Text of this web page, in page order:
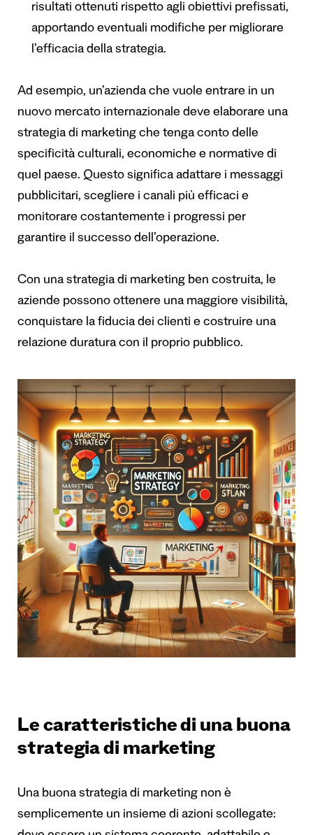
risultati ottenuti rispetto agli obiettivi prefissati,
apportando eventuali modifiche per migliorare
l’efficacia della strategia.
Ad esempio, un’azienda che vuole entrare in un
nuovo mercato internazionale deve elaborare una
strategia di marketing che tenga conto delle
specificità culturali, economiche e normative di
quel paese. Questo significa adattare i messaggi
pubblicitari, scegliere i canali più efficaci e
monitorare costantemente i progressi per
garantire il successo dell’operazione.
Con una strategia di marketing ben costruita, le
aziende possono ottenere una maggiore visibilità,
conquistare la fiducia dei clienti e costruire una
relazione duratura con il proprio pubblico.
Le caratteristiche di una buona
strategia di marketing
Una buona strategia di marketing non è
semplicemente un insieme di azioni scollegate: